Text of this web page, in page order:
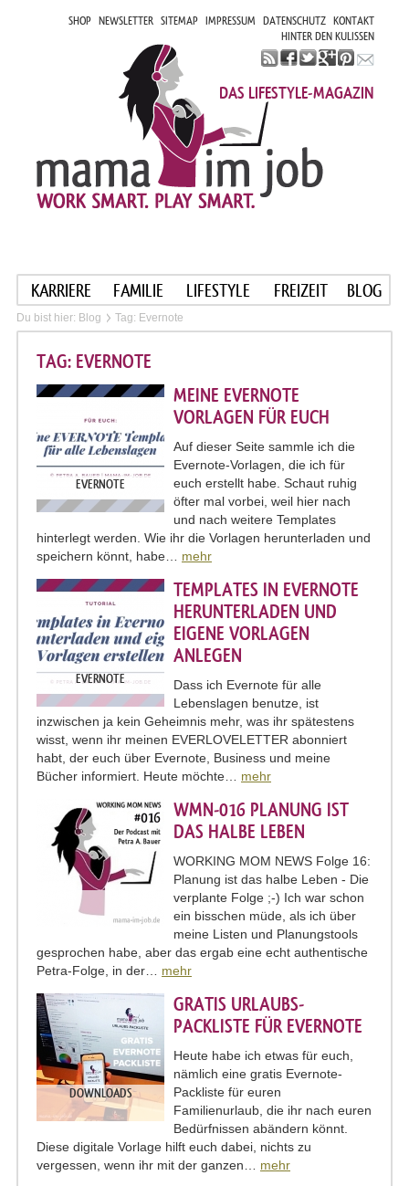
SHOP NEWSLETTER SITEMAP IMPRESSUM DATENSCHUTZ KONTAKT
HINTER DEN KULISSEN
DAS LIFESTYLE-MAGAZIN
KARRIERE FAMILIE LIFESTYLE FREIZEIT BLOG
Du bist hier: Blog Tag: Evernote
TAG: EVERNOTE
EVERNOTE
MEINE EVERNOTE
VORLAGEN FÜR EUCH
Auf dieser Seite sammle ich die
Evernote-Vorlagen, die ich für
euch erstellt habe. Schaut ruhig
öfter mal vorbei, weil hier nach
und nach weitere Templates
hinterlegt werden. Wie ihr die Vorlagen herunterladen und
speichern könnt, habe… mehr
EVERNOTE
TEMPLATES IN EVERNOTE
HERUNTERLADEN UND
EIGENE VORLAGEN
ANLEGEN
Dass ich Evernote für alle
Lebenslagen benutze, ist
inzwischen ja kein Geheimnis mehr, was ihr spätestens
wisst, wenn ihr meinen EVERLOVELETTER abonniert
habt, der euch über Evernote, Business und meine
Bücher informiert. Heute möchte… mehr
WMN-016 PLANUNG IST
DAS HALBE LEBEN
WORKING MOM NEWS Folge 16:
Planung ist das halbe Leben - Die
verplante Folge ;-) Ich war schon
ein bisschen müde, als ich über
meine Listen und Planungstools
gesprochen habe, aber das ergab eine echt authentische
Petra-Folge, in der… mehr
DOWNLOADS
GRATIS URLAUBS-
PACKLISTE FÜR EVERNOTE
Heute habe ich etwas für euch,
nämlich eine gratis Evernote-
Packliste für euren
Familienurlaub, die ihr nach euren
Bedürfnissen abändern könnt.
Diese digitale Vorlage hilft euch dabei, nichts zu
vergessen, wenn ihr mit der ganzen… mehr